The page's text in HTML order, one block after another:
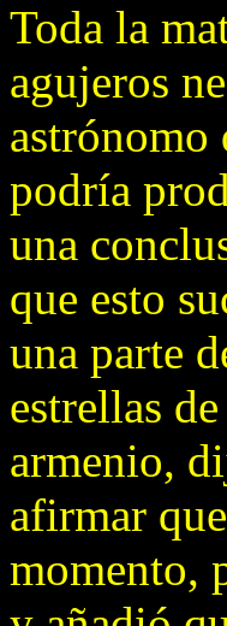
Toda la
agujeros
podría
una
que esto
una parte
estrellas
armenio,
afirmar
momento,